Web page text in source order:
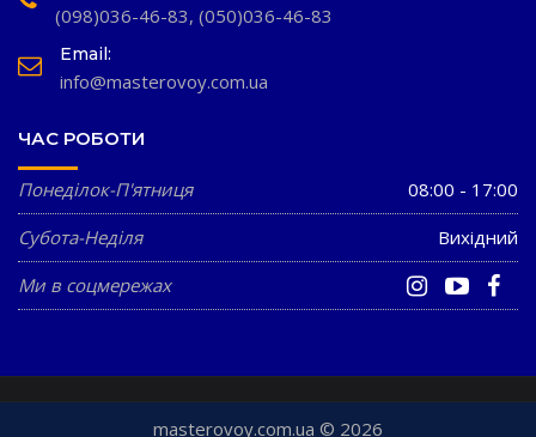
(098)036-46-83, (050)036-46-83
Email:
info@masterovoy.com.ua
ЧАС РОБОТИ
Понеділок-П'ятниця
08:00 - 17:00
Субота-Неділя
Вихідний
Ми в соцмережах
masterovoy.com.ua © 2026